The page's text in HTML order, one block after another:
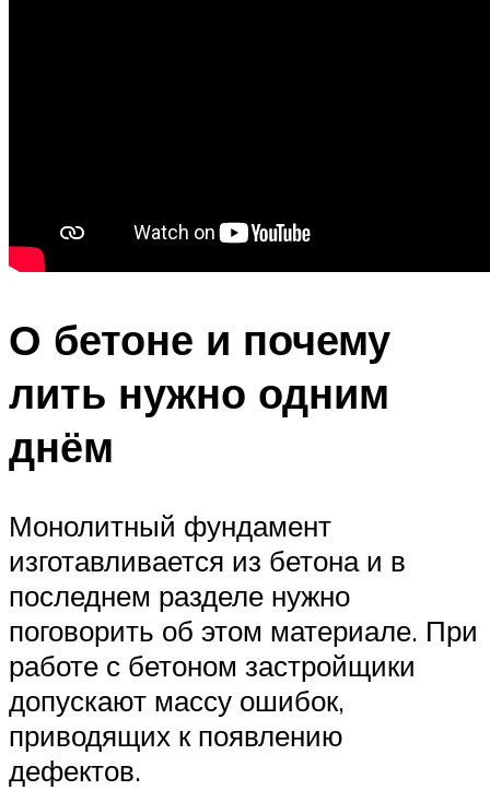
О бетоне и почему
лить нужно одним
днём
Монолитный фундамент
изготавливается из бетона и в
последнем разделе нужно
поговорить об этом материале. При
работе с бетоном застройщики
допускают массу ошибок,
приводящих к появлению
дефектов.